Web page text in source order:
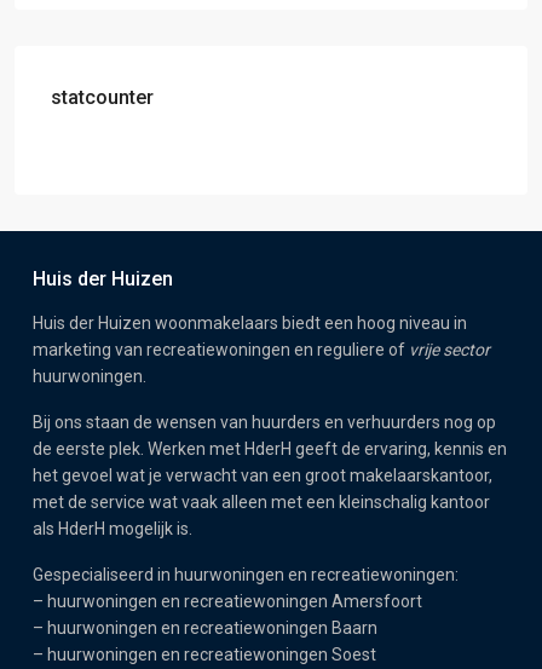
statcounter
Huis der Huizen
Huis der Huizen woonmakelaars biedt een hoog niveau in
marketing van recreatiewoningen en reguliere of vrije sector
huurwoningen.
Bij ons staan de wensen van huurders en verhuurders nog op
de eerste plek. Werken met HderH geeft de ervaring, kennis en
het gevoel wat je verwacht van een groot makelaarskantoor,
met de service wat vaak alleen met een kleinschalig kantoor
als HderH mogelijk is.
Gespecialiseerd in huurwoningen en recreatiewoningen:
– huurwoningen en recreatiewoningen Amersfoort
– huurwoningen en recreatiewoningen Baarn
– huurwoningen en recreatiewoningen Soest